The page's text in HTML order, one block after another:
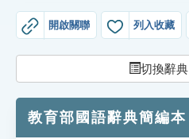
成語故事
索引選單
單字索引
開啟關聯 列入收藏
切換辭典
教育部國語辭典簡編本